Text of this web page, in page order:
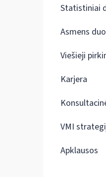
Statistiniai
Asmens
Viešieji
Karjera
VMI
Apklausos